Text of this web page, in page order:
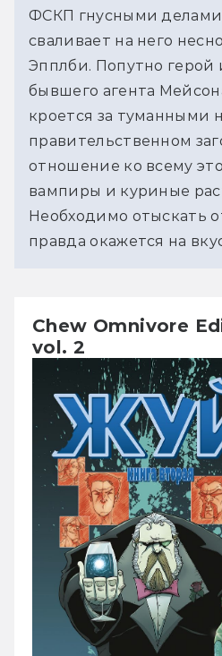
ФСКП гнусными
сваливает на него
Эпплби. Попутно герой
бывшего агента
кроется за туманными
правительственном
отношение ко всему
вампиры и куриные
Необходимо отыскать
правда окажется на
Chew Omnivore
vol. 2